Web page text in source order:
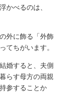
かべるのは、
外に飾る「外飾
てちがいます。
婚すると、夫側
らす母方の両親
参することか